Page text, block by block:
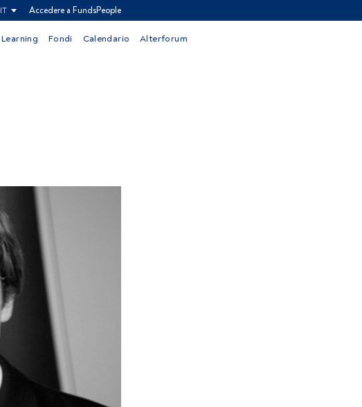
IT Accedere a FundsPeople
Learning Fondi Calendario Alterforum